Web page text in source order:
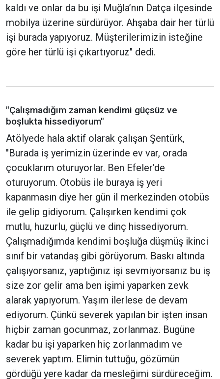
kaldı ve onlar da bu işi Muğla’nın Datça ilçesinde
mobilya üzerine sürdürüyor. Ahşaba dair her türlü
işi burada yapıyoruz. Müşterilerimizin isteğine
göre her türlü işi çıkartıyoruz" dedi.
"Çalışmadığım zaman kendimi güçsüz ve
boşlukta hissediyorum"
Atölyede hala aktif olarak çalışan Şentürk,
"Burada iş yerimizin üzerinde ev var, orada
çocuklarım oturuyorlar. Ben Efeler’de
oturuyorum. Otobüs ile buraya iş yeri
kapanmasın diye her gün il merkezinden otobüs
ile gelip gidiyorum. Çalışırken kendimi çok
mutlu, huzurlu, güçlü ve dinç hissediyorum.
Çalışmadığımda kendimi boşluğa düşmüş ikinci
sınıf bir vatandaş gibi görüyorum. Baskı altında
çalışıyorsanız, yaptığınız işi sevmiyorsanız bu iş
size zor gelir ama ben işimi yaparken zevk
alarak yapıyorum. Yaşım ilerlese de devam
ediyorum. Çünkü severek yapılan bir işten insan
hiçbir zaman gocunmaz, zorlanmaz. Bugüne
kadar bu işi yaparken hiç zorlanmadım ve
severek yaptım. Elimin tuttuğu, gözümün
gördüğü yere kadar da mesleğimi sürdüreceğim.